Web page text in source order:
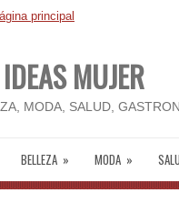
principal
MUJER
MODA, SALUD,
BELLEZA » MODA »